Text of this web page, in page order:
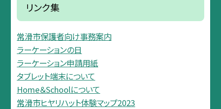
リンク集
常滑市保護者向け事務案内
ラーケーションの日
ラーケーション申請用紙
タブレット端末について
Home＆Schoolについて
常滑市ヒヤリハット体験マップ2023